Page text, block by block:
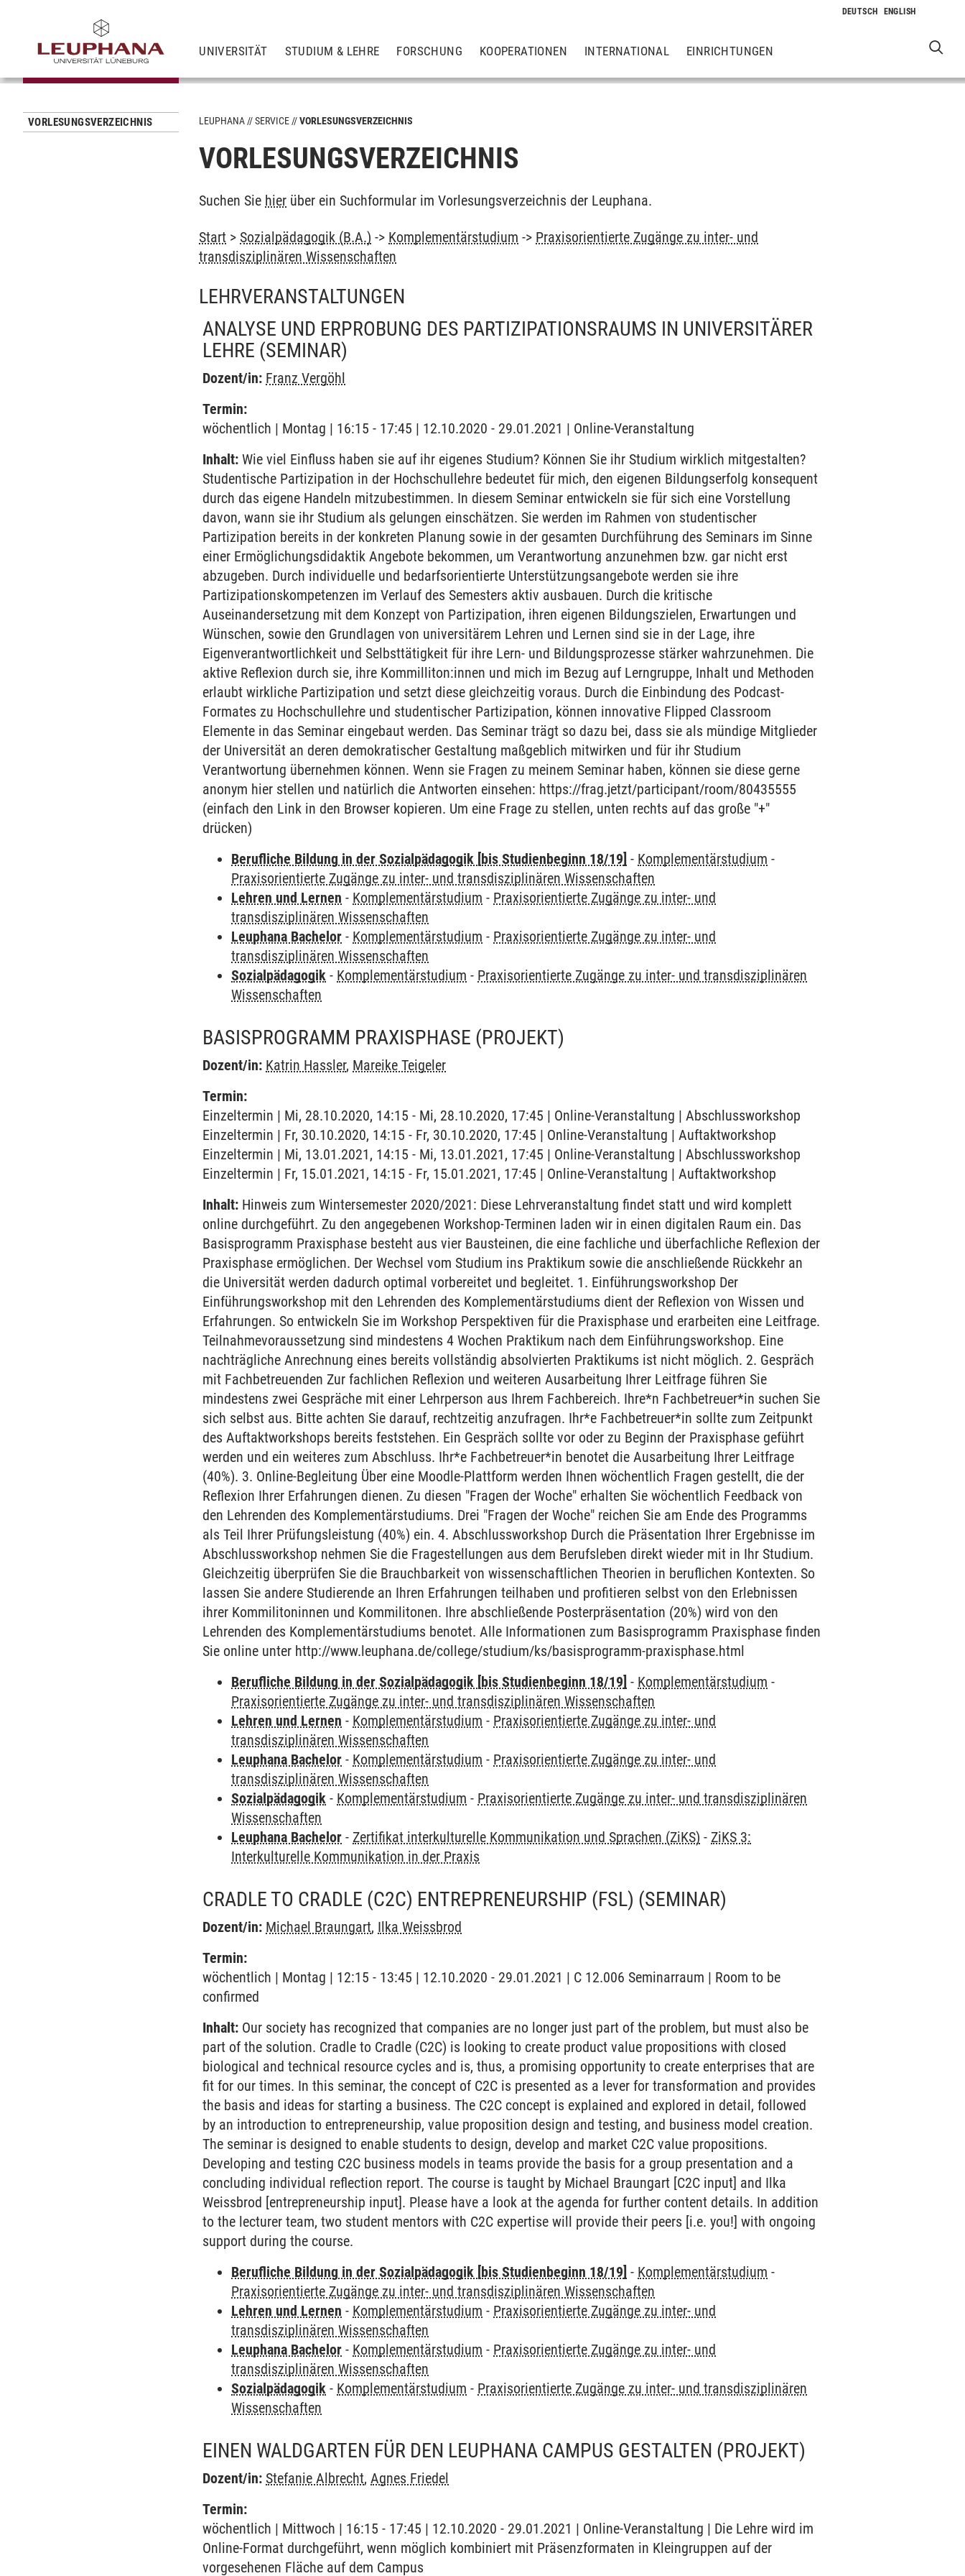
UNIVERSITÄT STUDIUM & LEHRE FORSCHUNG KOOPERATIONEN INTERNATIONAL EINRICHTUNGEN
VORLESUNGSVERZEICHNIS LEUPHANA SERVICE VORLESUNGSVERZEICHNIS
VORLESUNGSVERZEICHNIS
Suchen Sie hier über ein Suchformular im Vorlesungsverzeichnis der Leuphana.
Start > Sozialpädagogik (B.A.) -> Komplementärstudium -> Praxisorientierte Zugänge zu inter- und
transdisziplinären Wissenschaften
LEHRVERANSTALTUNGEN
ANALYSE UND ERPROBUNG DES PARTIZIPATIONSRAUMS IN UNIVERSITÄRER
LEHRE (SEMINAR)
Dozent/in: Franz Vergöhl
Termin:
wöchentlich | Montag | 16:15 - 17:45 | 12.10.2020 - 29.01.2021 | Online-Veranstaltung
Inhalt: Wie viel Einfluss haben sie auf ihr eigenes Studium? Können Sie ihr Studium wirklich mitgestalten?
Studentische Partizipation in der Hochschullehre bedeutet für mich, den eigenen Bildungserfolg konsequent
durch das eigene Handeln mitzubestimmen. In diesem Seminar entwickeln sie für sich eine Vorstellung
davon, wann sie ihr Studium als gelungen einschätzen. Sie werden im Rahmen von studentischer
Partizipation bereits in der konkreten Planung sowie in der gesamten Durchführung des Seminars im Sinne
einer Ermöglichungsdidaktik Angebote bekommen, um Verantwortung anzunehmen bzw. gar nicht erst
abzugeben. Durch individuelle und bedarfsorientierte Unterstützungsangebote werden sie ihre
Partizipationskompetenzen im Verlauf des Semesters aktiv ausbauen. Durch die kritische
Auseinandersetzung mit dem Konzept von Partizipation, ihren eigenen Bildungszielen, Erwartungen und
Wünschen, sowie den Grundlagen von universitärem Lehren und Lernen sind sie in der Lage, ihre
Eigenverantwortlichkeit und Selbsttätigkeit für ihre Lern- und Bildungsprozesse stärker wahrzunehmen. Die
aktive Reflexion durch sie, ihre Kommilliton:innen und mich im Bezug auf Lerngruppe, Inhalt und Methoden
erlaubt wirkliche Partizipation und setzt diese gleichzeitig voraus. Durch die Einbindung des Podcast-
Formates zu Hochschullehre und studentischer Partizipation, können innovative Flipped Classroom
Elemente in das Seminar eingebaut werden. Das Seminar trägt so dazu bei, dass sie als mündige Mitglieder
der Universität an deren demokratischer Gestaltung maßgeblich mitwirken und für ihr Studium
Verantwortung übernehmen können. Wenn sie Fragen zu meinem Seminar haben, können sie diese gerne
anonym hier stellen und natürlich die Antworten einsehen: https://frag.jetzt/participant/room/80435555
(einfach den Link in den Browser kopieren. Um eine Frage zu stellen, unten rechts auf das große "+"
drücken)
Berufliche Bildung in der Sozialpädagogik [bis Studienbeginn 18/19] - Komplementärstudium -
Praxisorientierte Zugänge zu inter- und transdisziplinären Wissenschaften
Lehren und Lernen - Komplementärstudium - Praxisorientierte Zugänge zu inter- und
transdisziplinären Wissenschaften
Leuphana Bachelor - Komplementärstudium - Praxisorientierte Zugänge zu inter- und
transdisziplinären Wissenschaften
Sozialpädagogik - Komplementärstudium - Praxisorientierte Zugänge zu inter- und transdisziplinären
Wissenschaften
BASISPROGRAMM PRAXISPHASE (PROJEKT)
Dozent/in: Katrin Hassler, Mareike Teigeler
Termin:
Einzeltermin | Mi, 28.10.2020, 14:15 - Mi, 28.10.2020, 17:45 | Online-Veranstaltung | Abschlussworkshop
Einzeltermin | Fr, 30.10.2020, 14:15 - Fr, 30.10.2020, 17:45 | Online-Veranstaltung | Auftaktworkshop
Einzeltermin | Mi, 13.01.2021, 14:15 - Mi, 13.01.2021, 17:45 | Online-Veranstaltung | Abschlussworkshop
Einzeltermin | Fr, 15.01.2021, 14:15 - Fr, 15.01.2021, 17:45 | Online-Veranstaltung | Auftaktworkshop
Inhalt: Hinweis zum Wintersemester 2020/2021: Diese Lehrveranstaltung findet statt und wird komplett
online durchgeführt. Zu den angegebenen Workshop-Terminen laden wir in einen digitalen Raum ein. Das
Basisprogramm Praxisphase besteht aus vier Bausteinen, die eine fachliche und überfachliche Reflexion der
Praxisphase ermöglichen. Der Wechsel vom Studium ins Praktikum sowie die anschließende Rückkehr an
die Universität werden dadurch optimal vorbereitet und begleitet. 1. Einführungsworkshop Der
Einführungsworkshop mit den Lehrenden des Komplementärstudiums dient der Reflexion von Wissen und
Erfahrungen. So entwickeln Sie im Workshop Perspektiven für die Praxisphase und erarbeiten eine Leitfrage.
Teilnahmevoraussetzung sind mindestens 4 Wochen Praktikum nach dem Einführungsworkshop. Eine
nachträgliche Anrechnung eines bereits vollständig absolvierten Praktikums ist nicht möglich. 2. Gespräch
mit Fachbetreuenden Zur fachlichen Reflexion und weiteren Ausarbeitung Ihrer Leitfrage führen Sie
mindestens zwei Gespräche mit einer Lehrperson aus Ihrem Fachbereich. Ihre*n Fachbetreuer*in suchen Sie
sich selbst aus. Bitte achten Sie darauf, rechtzeitig anzufragen. Ihr*e Fachbetreuer*in sollte zum Zeitpunkt
des Auftaktworkshops bereits feststehen. Ein Gespräch sollte vor oder zu Beginn der Praxisphase geführt
werden und ein weiteres zum Abschluss. Ihr*e Fachbetreuer*in benotet die Ausarbeitung Ihrer Leitfrage
(40%). 3. Online-Begleitung Über eine Moodle-Plattform werden Ihnen wöchentlich Fragen gestellt, die der
Reflexion Ihrer Erfahrungen dienen. Zu diesen "Fragen der Woche" erhalten Sie wöchentlich Feedback von
den Lehrenden des Komplementärstudiums. Drei "Fragen der Woche" reichen Sie am Ende des Programms
als Teil Ihrer Prüfungsleistung (40%) ein. 4. Abschlussworkshop Durch die Präsentation Ihrer Ergebnisse im
Abschlussworkshop nehmen Sie die Fragestellungen aus dem Berufsleben direkt wieder mit in Ihr Studium.
Gleichzeitig überprüfen Sie die Brauchbarkeit von wissenschaftlichen Theorien in beruflichen Kontexten. So
lassen Sie andere Studierende an Ihren Erfahrungen teilhaben und profitieren selbst von den Erlebnissen
ihrer Kommilitoninnen und Kommilitonen. Ihre abschließende Posterpräsentation (20%) wird von den
Lehrenden des Komplementärstudiums benotet. Alle Informationen zum Basisprogramm Praxisphase finden
Sie online unter http://www.leuphana.de/college/studium/ks/basisprogramm-praxisphase.html
Berufliche Bildung in der Sozialpädagogik [bis Studienbeginn 18/19] - Komplementärstudium -
Praxisorientierte Zugänge zu inter- und transdisziplinären Wissenschaften
Lehren und Lernen - Komplementärstudium - Praxisorientierte Zugänge zu inter- und
transdisziplinären Wissenschaften
Leuphana Bachelor - Komplementärstudium - Praxisorientierte Zugänge zu inter- und
transdisziplinären Wissenschaften
Sozialpädagogik - Komplementärstudium - Praxisorientierte Zugänge zu inter- und transdisziplinären
Wissenschaften
Leuphana Bachelor - Zertifikat interkulturelle Kommunikation und Sprachen (ZiKS) - ZiKS 3:
Interkulturelle Kommunikation in der Praxis
CRADLE TO CRADLE (C2C) ENTREPRENEURSHIP (FSL) (SEMINAR)
Dozent/in: Michael Braungart, Ilka Weissbrod
Termin:
wöchentlich | Montag | 12:15 - 13:45 | 12.10.2020 - 29.01.2021 | C 12.006 Seminarraum | Room to be
confirmed
Inhalt: Our society has recognized that companies are no longer just part of the problem, but must also be
part of the solution. Cradle to Cradle (C2C) is looking to create product value propositions with closed
biological and technical resource cycles and is, thus, a promising opportunity to create enterprises that are
fit for our times. In this seminar, the concept of C2C is presented as a lever for transformation and provides
the basis and ideas for starting a business. The C2C concept is explained and explored in detail, followed
by an introduction to entrepreneurship, value proposition design and testing, and business model creation.
The seminar is designed to enable students to design, develop and market C2C value propositions.
Developing and testing C2C business models in teams provide the basis for a group presentation and a
concluding individual reflection report. The course is taught by Michael Braungart [C2C input] and Ilka
Weissbrod [entrepreneurship input]. Please have a look at the agenda for further content details. In addition
to the lecturer team, two student mentors with C2C expertise will provide their peers [i.e. you!] with ongoing
support during the course.
Berufliche Bildung in der Sozialpädagogik [bis Studienbeginn 18/19] - Komplementärstudium -
Praxisorientierte Zugänge zu inter- und transdisziplinären Wissenschaften
Lehren und Lernen - Komplementärstudium - Praxisorientierte Zugänge zu inter- und
transdisziplinären Wissenschaften
Leuphana Bachelor - Komplementärstudium - Praxisorientierte Zugänge zu inter- und
transdisziplinären Wissenschaften
Sozialpädagogik - Komplementärstudium - Praxisorientierte Zugänge zu inter- und transdisziplinären
Wissenschaften
EINEN WALDGARTEN FÜR DEN LEUPHANA CAMPUS GESTALTEN (PROJEKT)
Dozent/in: Stefanie Albrecht,Agnes Friedel
Termin:
wöchentlich | Mittwoch | 16:15 - 17:45 | 12.10.2020 - 29.01.2021 | Online-Veranstaltung | Die Lehre wird im
Online-Format durchgeführt, wenn möglich kombiniert mit Präsenzformaten in Kleingruppen auf der
vorgesehenen Fläche auf dem Campus